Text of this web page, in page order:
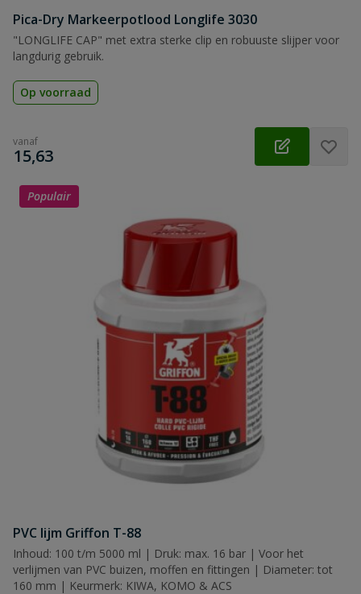
Pica-Dry Markeerpotlood Longlife 3030
"LONGLIFE CAP" met extra sterke clip en robuuste slijper voor
langdurig gebruik.
Op voorraad
vanaf
€
15,63
Populair
PVC lijm Griffon T-88
Inhoud: 100 t/m 5000 ml | Druk: max. 16 bar | Voor het
verlijmen van PVC buizen, moffen en fittingen | Diameter: tot
160 mm | Keurmerk: KIWA, KOMO & ACS